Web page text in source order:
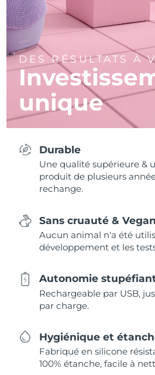
DES RÉSULTATS À
unique
Durable
Une qualité supérieure &
produit de plusieurs
rechange.
Sans cruauté & Vegan
Aucun animal n'a été
développement et les
Autonomie
Rechargeable par USB,
par charge.
Hygiénique et
Fabriqué en silicone
100% étanche, facile à